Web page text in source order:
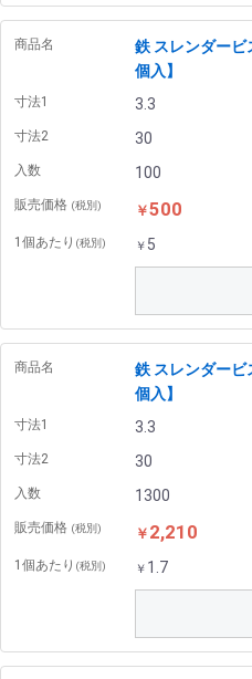
商品名
鉄 スレンダー
個入】
寸法1 3.3
寸法2 30
入数 100
販売価格 (税別) ￥500
1個あたり (税別) ￥ 5
商品名
鉄 スレンダー
個入】
寸法1 3.3
寸法2 30
入数 1300
販売価格 (税別) ￥ 2,210
1個あたり (税別) ￥ 1.7